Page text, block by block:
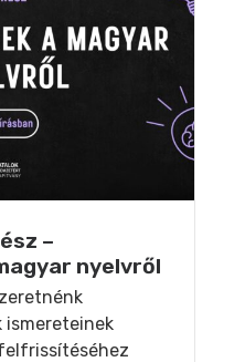
–
nyelvről
ismereteinek